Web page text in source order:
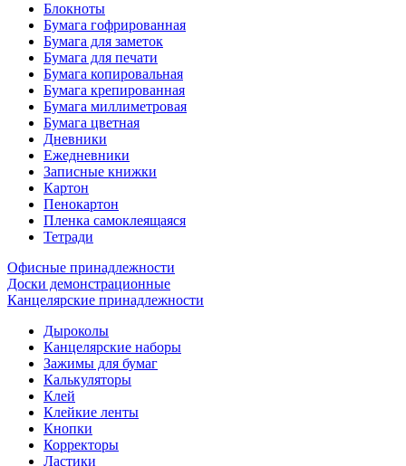
Блокноты
Бумага гофрированная
Бумага для заметок
Бумага для печати
Бумага копировальная
Бумага крепированная
Бумага миллиметровая
Бумага цветная
Дневники
Ежедневники
Записные книжки
Картон
Пенокартон
Пленка самоклеящаяся
Тетради
Офисные принадлежности
Доски демонстрационные
Канцелярские принадлежности
Дыроколы
Канцелярские наборы
Зажимы для бумаг
Калькуляторы
Клей
Клейкие ленты
Кнопки
Корректоры
Ластики